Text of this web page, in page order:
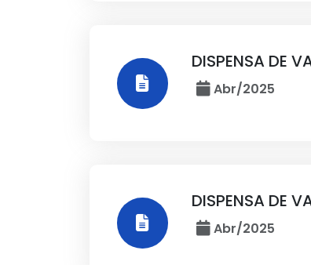
DISPENSA DE
Abr/2025
DISPENSA DE
Abr/2025